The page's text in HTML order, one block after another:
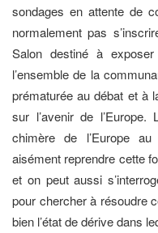
sondages en attente de
normalement pas
Salon destiné à
l’ensemble de la
prématurée au débat et à
sur l’avenir de
chimère de l’Europe
aisément reprendre cette
et on peut aussi
pour chercher à résoudre
bien l’état de dérive dans